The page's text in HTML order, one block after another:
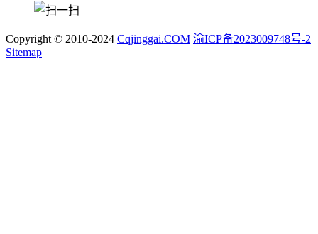
Copyright © 2010-2024 Cqjinggai.COM 渝ICP备2023009748号-2
Sitemap